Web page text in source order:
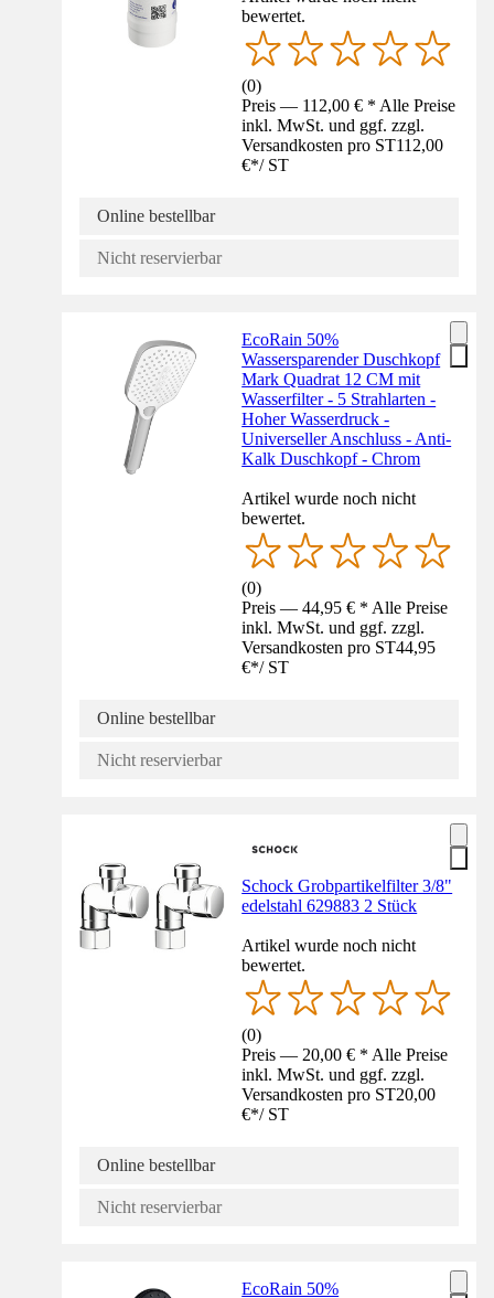
bewertet.
(0)
Preis — 112,00 € * Alle Preise
inkl. MwSt. und ggf. zzgl.
Versandkosten pro ST112,00
€*/ ST
Online bestellbar
Nicht reservierbar
EcoRain 50%
Wassersparender Duschkopf
Mark Quadrat 12 CM mit
Wasserfilter - 5 Strahlarten -
Hoher Wasserdruck -
Universeller Anschluss - Anti-
Kalk Duschkopf - Chrom
Artikel wurde noch nicht
bewertet.
(0)
Preis — 44,95 € * Alle Preise
inkl. MwSt. und ggf. zzgl.
Versandkosten pro ST44,95
€*/ ST
Online bestellbar
Nicht reservierbar
Schock Grobpartikelfilter 3/8"
edelstahl 629883 2 Stück
Artikel wurde noch nicht
bewertet.
(0)
Preis — 20,00 € * Alle Preise
inkl. MwSt. und ggf. zzgl.
Versandkosten pro ST20,00
€*/ ST
Online bestellbar
Nicht reservierbar
EcoRain 50%